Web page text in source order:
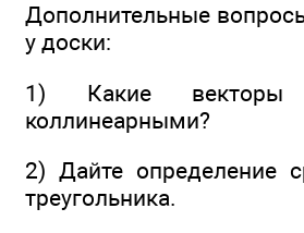
Дополнительные
у доски:
1) Какие векторы
коллинеарными?
2) Дайте определение
треугольника.